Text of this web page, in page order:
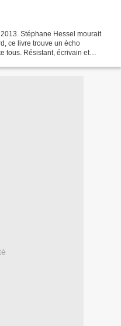
Stéphane Hessel mourait
ce livre trouve un écho
tous. Résistant, écrivain et